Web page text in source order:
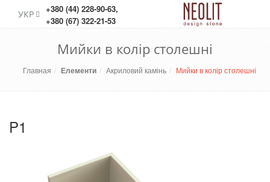
УКР +380 (44) 228-90-63,
+380 (67) 322-21-53
Мийки в колір столешні
Главная Елементи Акриловий камінь Мийки в колір столешні
P1